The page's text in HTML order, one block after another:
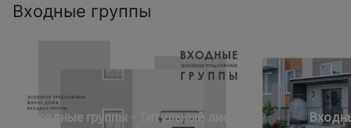
Входные группы
Входные группы - Титульный лист